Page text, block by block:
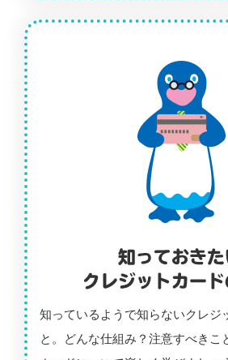
知っているようで知らないクレジ
と。どんな仕組み？注意すべきこ